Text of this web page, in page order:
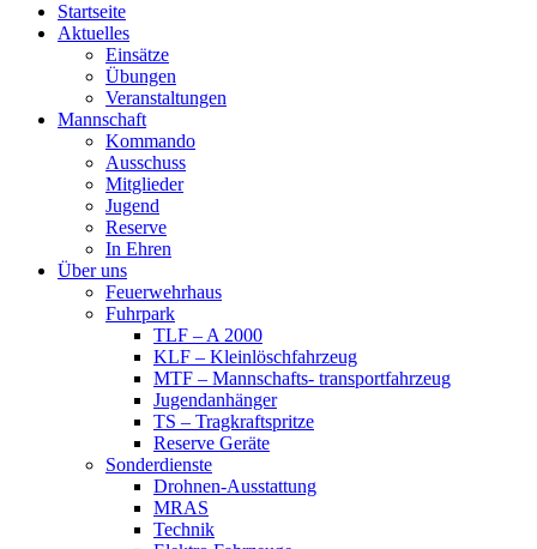
Startseite
Aktuelles
Einsätze
Übungen
Veranstaltungen
Mannschaft
Kommando
Ausschuss
Mitglieder
Jugend
Reserve
In Ehren
Über uns
Feuerwehrhaus
Fuhrpark
TLF – A 2000
KLF – Kleinlöschfahrzeug
MTF – Mannschafts- transportfahrzeug
Jugendanhänger
TS – Tragkraftspritze
Reserve Geräte
Sonderdienste
Drohnen-Ausstattung
MRAS
Technik